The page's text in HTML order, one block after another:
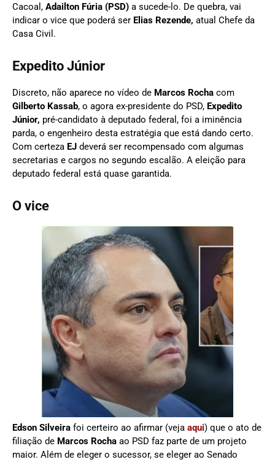
Cacoal, Adailton Fúria (PSD) a sucede-lo. De quebra, vai
indicar o vice que poderá ser Elias Rezende, atual Chefe da
Casa Civil.
Expedito Júnior
Discreto, não aparece no vídeo de Marcos Rocha com
Gilberto Kassab, o agora ex-presidente do PSD, Expedito
Júnior, pré-candidato à deputado federal, foi a iminência
parda, o engenheiro desta estratégia que está dando certo.
Com certeza EJ deverá ser recompensado com algumas
secretarias e cargos no segundo escalão. A eleição para
deputado federal está quase garantida.
O vice
Edson Silveira foi certeiro ao afirmar (veja aqui) que o ato de
filiação de Marcos Rocha ao PSD faz parte de um projeto
maior. Além de eleger o sucessor, se eleger ao Senado